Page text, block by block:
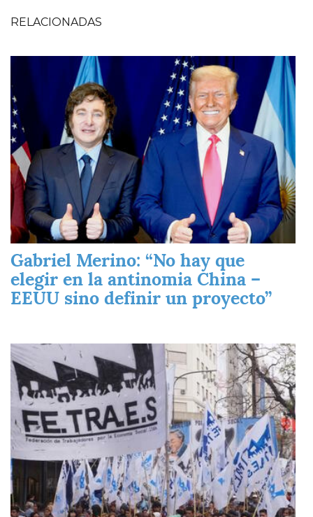
RELACIONADAS
Gabriel Merino: “No hay que
elegir en la antinomia China –
EEUU sino definir un proyecto”
Imagen